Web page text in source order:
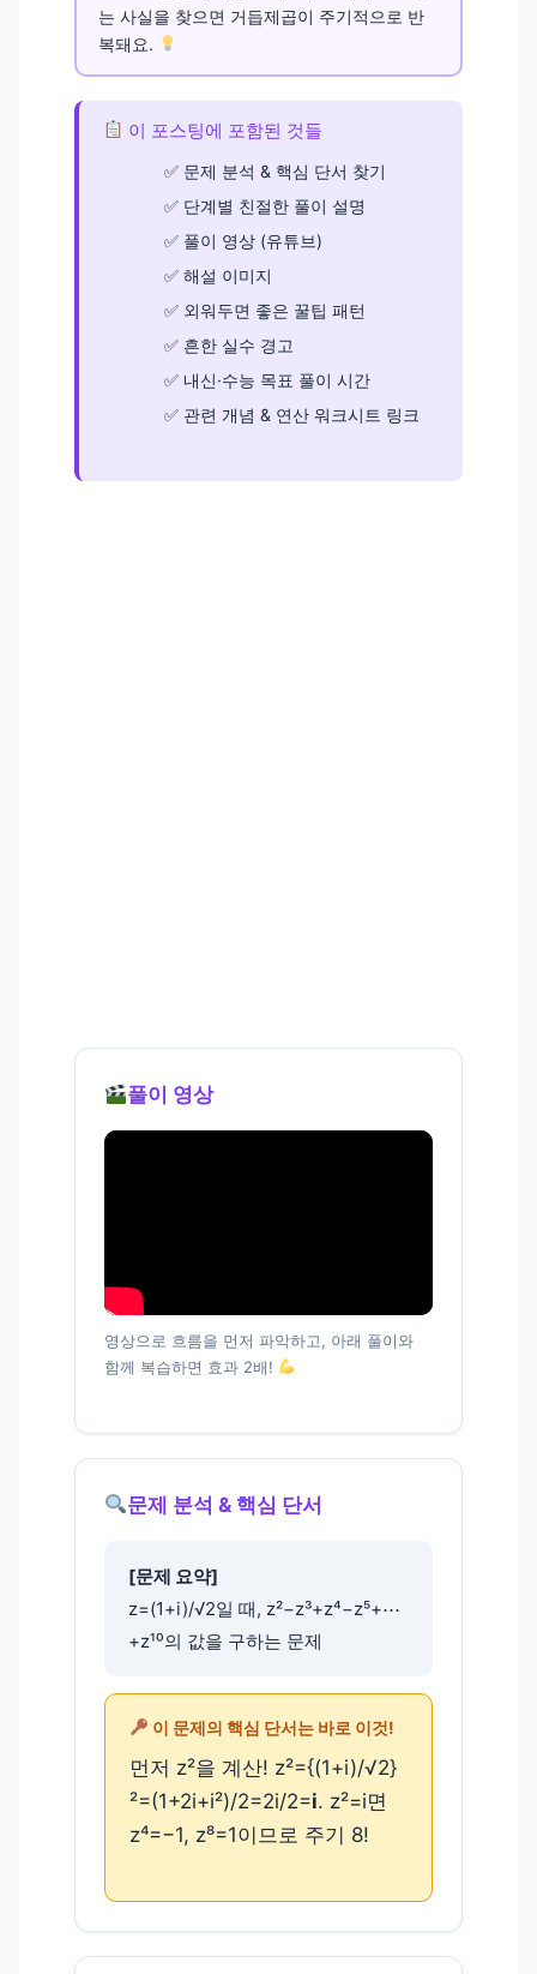
는 사실을 찾으면 거듭제곱이 주기적으로 반
복돼요.
이 포스팅에 포함된 것들
문제 분석 & 핵심 단서 찾기
단계별 친절한 풀이 설명
풀이 영상 (유튜브)
해설 이미지
외워두면 좋은 꿀팁 패턴
흔한 실수 경고
내신·수능 목표 풀이 시간
관련 개념 & 연산 워크시트 링크
풀이 영상
영상으로 흐름을 먼저 파악하고, 아래 풀이와
함께 복습하면 효과 2배!
문제 분석 & 핵심 단서
[문제 요약]
z=(1+i)/√2일 때, z²−z³+z⁴−z⁵+⋯
+z¹⁰의 값을 구하는 문제
이 문제의 핵심 단서는 바로 이것!
먼저 z²을 계산! z²={(1+i)/√2}
²=(1+2i+i²)/2=2i/2=i. z²=i면
z⁴=−1, z⁸=1이므로 주기 8!